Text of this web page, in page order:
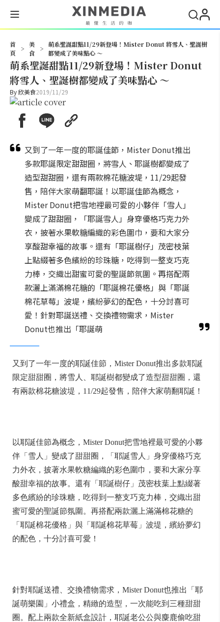
首
頁
>
美
食
>
萌系聖誕甜點11/29新登場！Mister Donut 將雪人、聖誕樹
都變成了美味點心 ～
萌系聖誕甜點11/29新登場！Mister Donut
將雪人、聖誕樹都變成了美味點心 ～
By欣美食2019/11/29
又到了一年一度的耶誕佳節，Mister Donut推出
多款耶誕限定甜甜圈，將雪人、耶誕樹都變成了
造型甜甜圈，還有兩款棉花糖波堤，11/29起發
售，陪伴大家萌翻耶誕！以耶誕佳節為概念，
Mister Donut把雪地裡最可愛的小夥伴「雪人」
變成了甜甜圈，「耶誕雪人」身穿優格巧克力外
衣，披著水果軟糖編織的彩色圍巾，要和大家分
享酸甜幸福的故事。還有「耶誕樹仔」茂密枝葉
上點綴著多色繽紛的珍珠糖，吃得到一整支巧克
力棒，交織出甜蜜可愛的聖誕節氛圍。再搭配兩
款灑上滿滿棉花糖的「耶誕棉花優格」與「耶誕
棉花草莓」波堤，繽紛夢幻的配色，十分討喜可
愛！針對耶誕送禮、交換禮物需求，Mister
Donut也推出「耶誕萌
又到了一年一度的耶誕佳節，Mister Donut推出多款耶誕
限定甜甜圈，將雪人、耶誕樹都變成了造型甜甜圈，還
有兩款棉花糖波堤，11/29起發售，陪伴大家萌翻耶誕！
以耶誕佳節為概念，Mister Donut把雪地裡最可愛的小夥
伴「雪人」變成了甜甜圈，「耶誕雪人」身穿優格巧克
力外衣，披著水果軟糖編織的彩色圍巾，要和大家分享
酸甜幸福的故事。還有「耶誕樹仔」茂密枝葉上點綴著
多色繽紛的珍珠糖，吃得到一整支巧克力棒，交織出甜
蜜可愛的聖誕節氛圍。再搭配兩款灑上滿滿棉花糖的
「耶誕棉花優格」與「耶誕棉花草莓」波堤，繽紛夢幻
的配色，十分討喜可愛！
針對耶誕送禮、交換禮物需求，Mister Donut也推出「耶
誕萌樂園」小禮盒，精緻的造型，一次能吃到三種甜甜
圈。配上兩款全新紙盒設計，耶誕老公公與麋鹿偷吃甜